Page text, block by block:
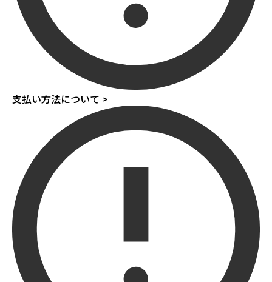
支払い方法について >